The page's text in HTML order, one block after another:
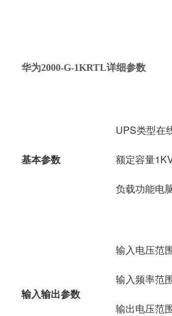
华为2000-G-1KRTL详细参数
基本参数
UPS类型在
额定容量
负载功能电
输入输出参数
输入电压范
输入频率范
输出电压范